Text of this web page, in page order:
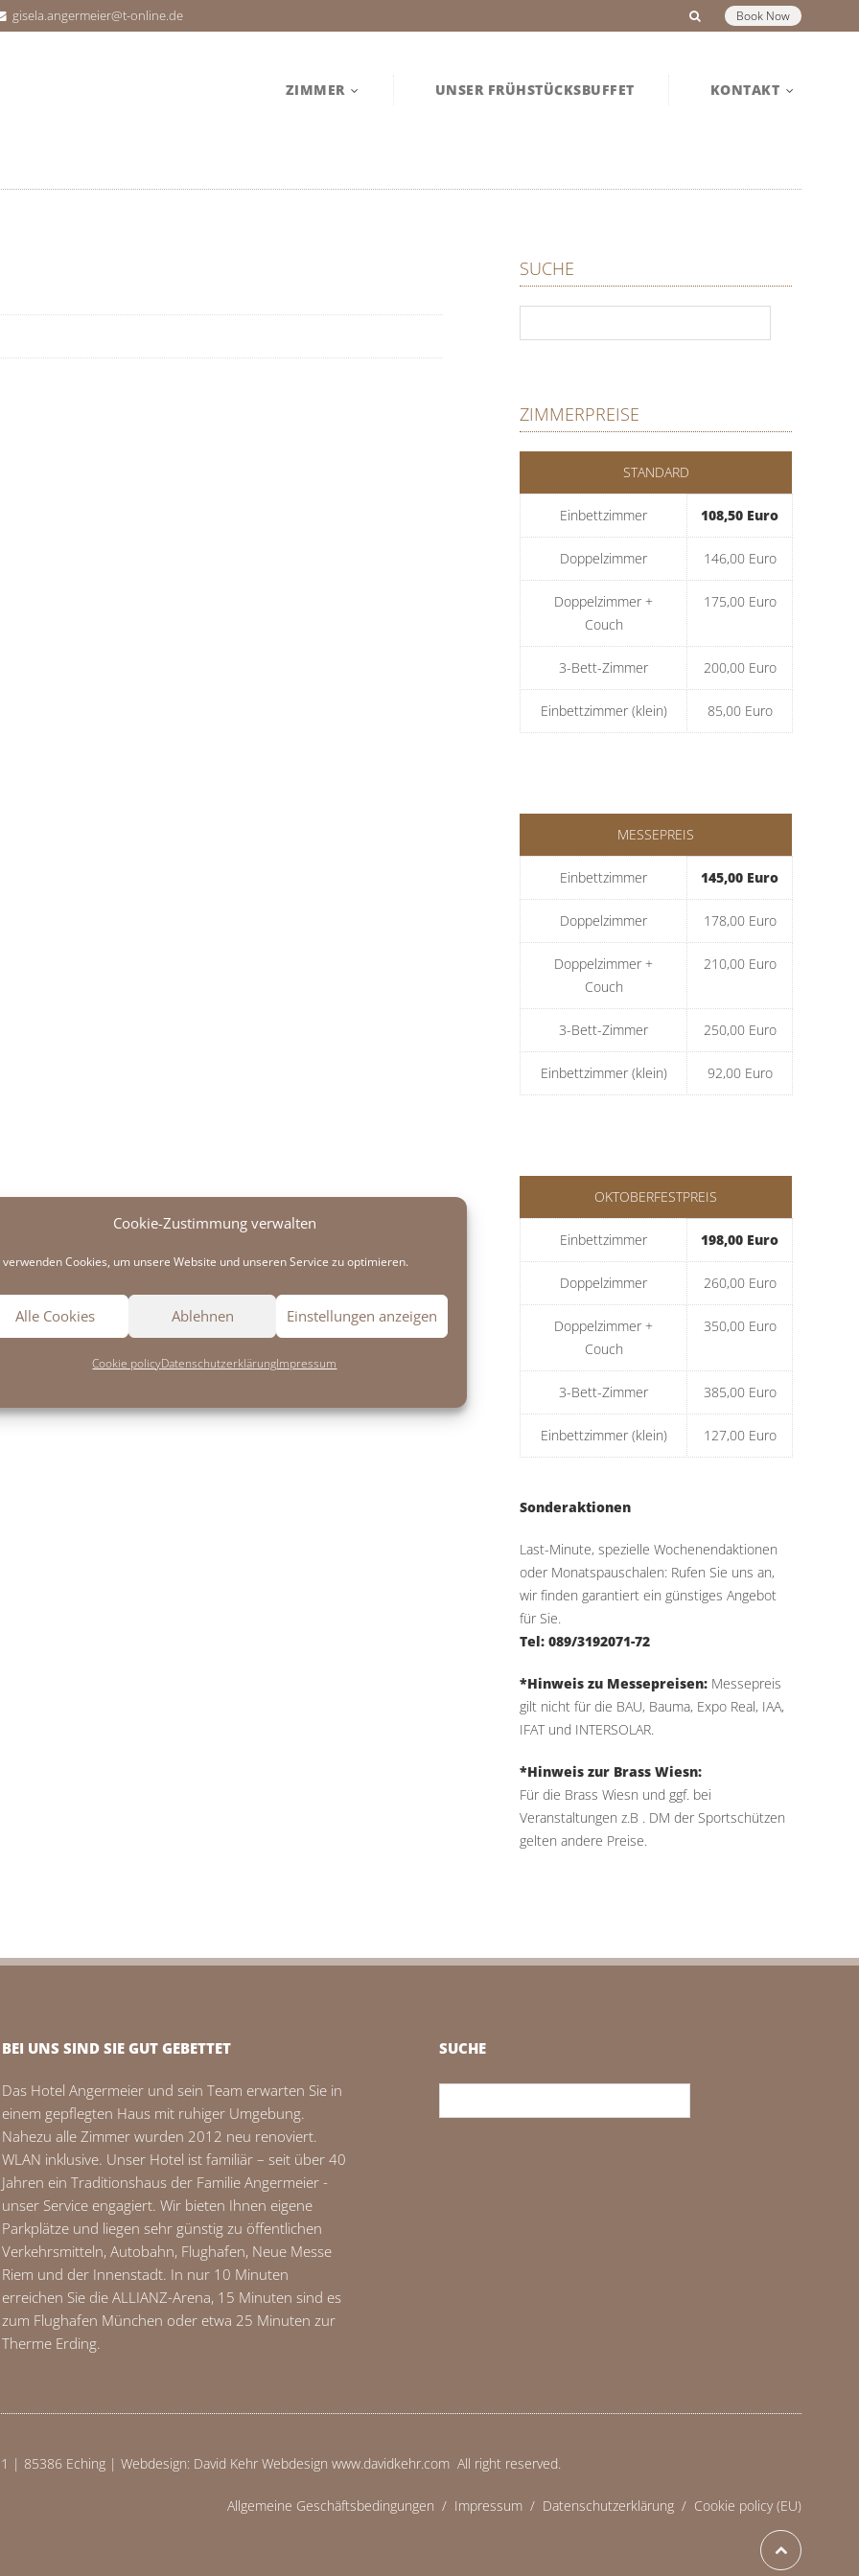
Cookie-Zustimmung verwalten
verwenden Cookies, um unsere Website und unseren Service zu optimieren.
Alle Cookies Ablehnen Einstellungen anzeigen
Cookie policyDatenschutzerklärungImpressum
gisela.angermeier@t-online.de Book Now
ZIMMER UNSER FRÜHSTÜCKSBUFFET KONTAKT
SUCHE
ZIMMERPREISE
STANDARD
Einbettzimmer 108,50 Euro
Doppelzimmer 146,00 Euro
Doppelzimmer +
Couch
175,00 Euro
3-Bett-Zimmer 200,00 Euro
Einbettzimmer (klein) 85,00 Euro
MESSEPREIS
Einbettzimmer 145,00 Euro
Doppelzimmer 178,00 Euro
Doppelzimmer +
Couch
210,00 Euro
3-Bett-Zimmer 250,00 Euro
Einbettzimmer (klein) 92,00 Euro
OKTOBERFESTPREIS
Einbettzimmer 198,00 Euro
Doppelzimmer 260,00 Euro
Doppelzimmer +
Couch
350,00 Euro
3-Bett-Zimmer 385,00 Euro
Einbettzimmer (klein) 127,00 Euro
Sonderaktionen
Last-Minute, spezielle Wochenendaktionen
oder Monatspauschalen: Rufen Sie uns an,
wir finden garantiert ein günstiges Angebot
für Sie.
Tel: 089/3192071-72
*Hinweis zu Messepreisen: Messepreis
gilt nicht für die BAU, Bauma, Expo Real, IAA,
IFAT und INTERSOLAR.
*Hinweis zur Brass Wiesn:
Für die Brass Wiesn und ggf. bei
Veranstaltungen z.B . DM der Sportschützen
gelten andere Preise.
BEI UNS SIND SIE GUT GEBETTET
Das Hotel Angermeier und sein Team erwarten Sie in
einem gepflegten Haus mit ruhiger Umgebung.
Nahezu alle Zimmer wurden 2012 neu renoviert.
WLAN inklusive. Unser Hotel ist familiär – seit über 40
Jahren ein Traditionshaus der Familie Angermeier -
unser Service engagiert. Wir bieten Ihnen eigene
Parkplätze und liegen sehr günstig zu öffentlichen
Verkehrsmitteln, Autobahn, Flughafen, Neue Messe
Riem und der Innenstadt. In nur 10 Minuten
erreichen Sie die ALLIANZ-Arena, 15 Minuten sind es
zum Flughafen München oder etwa 25 Minuten zur
Therme Erding.
SUCHE
85386 Eching | Webdesign: David Kehr Webdesign www.davidkehr.com All right reserved.
Allgemeine Geschäftsbedingungen / Impressum / Datenschutzerklärung / Cookie policy (EU)